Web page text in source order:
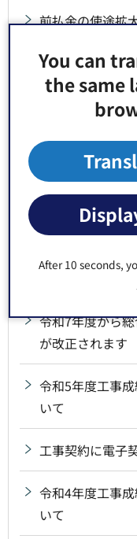
You can
the same
After 10 seconds,
前払金の使途拡
令和6年度工事成
いて
江東区土木部「
令和8年3月か
価の運用に係る
令和8年3月から
労務単価）に係
ライド条項の運
令和7年度から
が改正されます
令和5年度工事
いて
工事契約に電子
令和4年度工事
いて